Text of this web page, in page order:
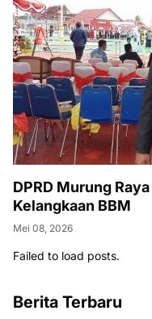
DPRD Murung
Kelangkaan BBM
Mei 08, 2026
Failed to load posts.
Berita Terbaru